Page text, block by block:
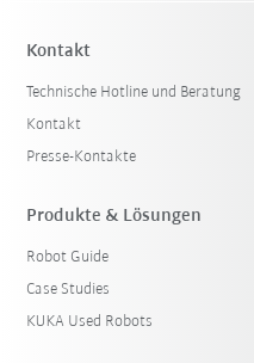
Filter zurücksetzen
Kontakt
Technische Hotline und Beratung
Kontakt
Presse-Kontakte
Produkte & Lösungen
Robot Guide
Case Studies
KUKA Used Robots